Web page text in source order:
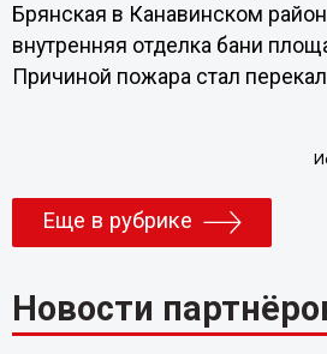
Брянская в Канавинском
внутренняя отделка бани
Причиной пожара стал
Еще в рубрике
Новости